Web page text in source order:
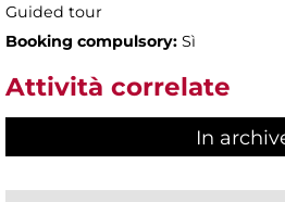
Guided tour
Booking compulsory: Sì
Attività correlate
In